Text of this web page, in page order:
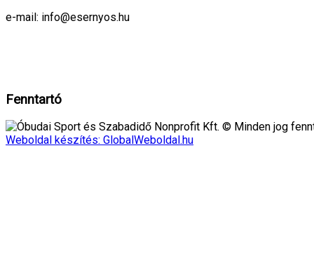
e-mail: info@esernyos.hu
Fenntartó
Óbudai Sport és Szabadidő Nonprofit Kft. © Minden jog
Weboldal készítés: GlobalWeboldal.hu